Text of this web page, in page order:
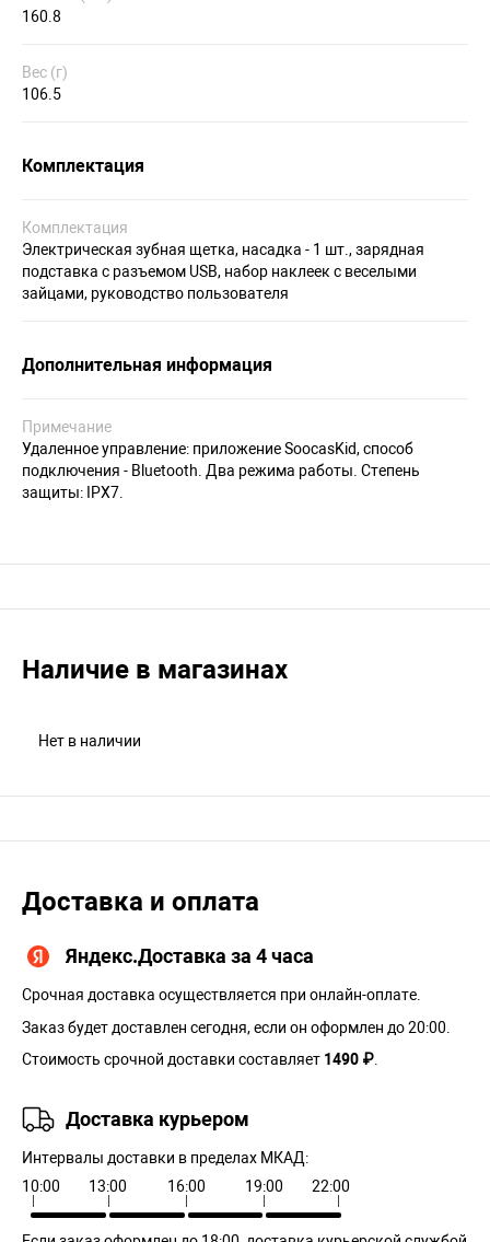
160.8
Вес (г)
106.5
Комплектация
Комплектация
Электрическая зубная щетка, насадка - 1 шт., зарядная
подставка с разъемом USB, набор наклеек с веселыми
зайцами, руководство пользователя
Дополнительная информация
Примечание
Удаленное управление: приложение SoocasKid, способ
подключения - Bluetooth. Два режима работы. Степень
защиты: IPX7.
Наличие в магазинах
Нет в наличии
Доставка и оплата
Яндекс.Доставка за 4 часа
Срочная доставка осуществляется при онлайн-оплате.
Заказ будет доставлен сегодня, если он оформлен до 20:00.
Стоимость срочной доставки составляет 1490 ₽
Доставка курьером
Интервалы доставки в пределах МКАД:
10:00
13:00 16:00 19:00 22:00